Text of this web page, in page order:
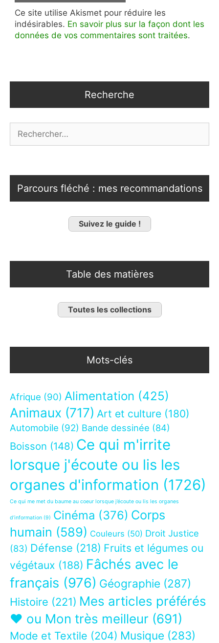
Ce site utilise Akismet pour réduire les
indésirables. En savoir plus sur la façon dont les
données de vos commentaires sont traitées.
Recherche
Parcours fléché : mes recommandations
Suivez le guide !
Table des matières
Toutes les collections
Mots-clés
Afrique (90) Alimentation (425)
Animaux (717) Art et culture (180)
Automobile (92) Bande dessinée (84)
Boisson (148) Ce qui m'irrite
lorsque j'écoute ou lis les
organes d'information (1726)
Ce qui me met du baume au coeur lorsque j’écoute ou lis les organes
d’information (9) Cinéma (376) Corps
humain (589) Couleurs (50) Droit Justice
(83) Défense (218) Fruits et légumes ou
végétaux (188) Fâchés avec le
français (976) Géographie (287)
Histoire (221) Mes articles préférés
❤ ou Mon très meilleur (691)
Mode et Textile (204) Musique (283)